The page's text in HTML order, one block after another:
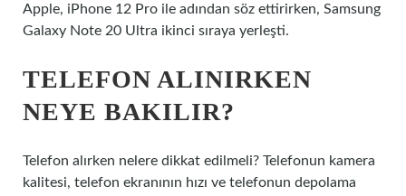
Apple, iPhone 12 Pro ile adından söz ettirirken, Samsung
Galaxy Note 20 Ultra ikinci sıraya yerleşti.
TELEFON ALINIRKEN
NEYE BAKILIR?
Telefon alırken nelere dikkat edilmeli? Telefonun kamera
kalitesi, telefon ekranının hızı ve telefonun depolama